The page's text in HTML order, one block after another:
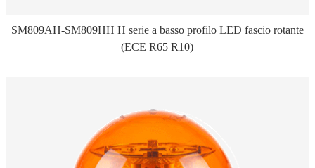
SM809AH-SM809HH H serie a basso profilo LED fascio rotante
(ECE R65 R10)